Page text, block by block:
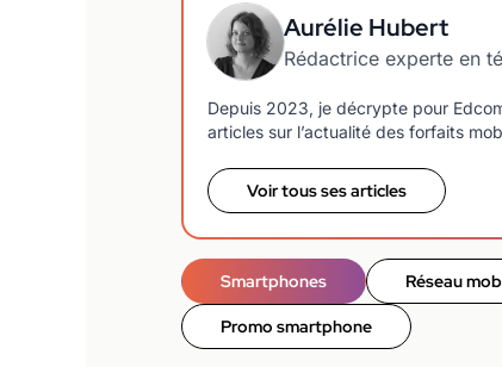
Aurélie Hubert
Rédactrice experte en
Depuis 2023, je décrypte pour
articles sur l’actualité des forfaits
Voir tous ses articles
Smartphones Réseau
Promo smartphone